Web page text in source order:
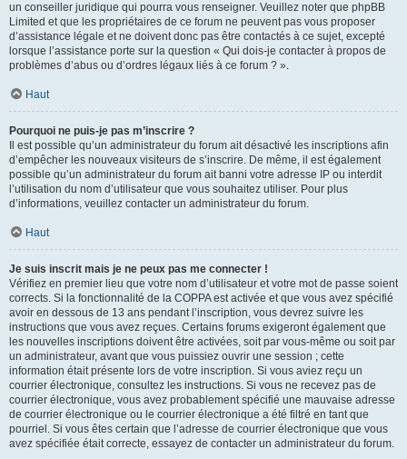
un conseiller juridique qui pourra vous renseigner. Veuillez noter que phpBB
Limited et que les propriétaires de ce forum ne peuvent pas vous proposer
d’assistance légale et ne doivent donc pas être contactés à ce sujet, excepté
lorsque l’assistance porte sur la question « Qui dois-je contacter à propos de
problèmes d’abus ou d’ordres légaux liés à ce forum ? ».
Haut
Pourquoi ne puis-je pas m’inscrire ?
Il est possible qu’un administrateur du forum ait désactivé les inscriptions afin
d’empêcher les nouveaux visiteurs de s’inscrire. De même, il est également
possible qu’un administrateur du forum ait banni votre adresse IP ou interdit
l’utilisation du nom d’utilisateur que vous souhaitez utiliser. Pour plus
d’informations, veuillez contacter un administrateur du forum.
Haut
Je suis inscrit mais je ne peux pas me connecter !
Vérifiez en premier lieu que votre nom d’utilisateur et votre mot de passe soient
corrects. Si la fonctionnalité de la COPPA est activée et que vous avez spécifié
avoir en dessous de 13 ans pendant l’inscription, vous devrez suivre les
instructions que vous avez reçues. Certains forums exigeront également que
les nouvelles inscriptions doivent être activées, soit par vous-même ou soit par
un administrateur, avant que vous puissiez ouvrir une session ; cette
information était présente lors de votre inscription. Si vous aviez reçu un
courrier électronique, consultez les instructions. Si vous ne recevez pas de
courrier électronique, vous avez probablement spécifié une mauvaise adresse
de courrier électronique ou le courrier électronique a été filtré en tant que
pourriel. Si vous êtes certain que l’adresse de courrier électronique que vous
avez spécifiée était correcte, essayez de contacter un administrateur du forum.